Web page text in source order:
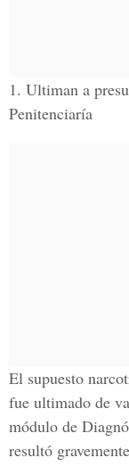
1. Ultiman a
Penitenciaría
El supuesto
fue ultimado de
módulo de
resultó